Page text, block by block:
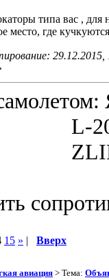
типа вас , для
место, где
526
15 » | Вверх
авиация> Тема: